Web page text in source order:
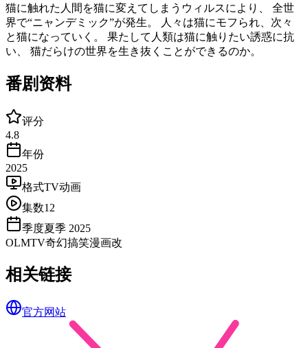
猫に触れた人間を猫に変えてしまうウィルスにより、 全世
界で“ニャンデミック”が発生。 人々は猫にモフられ、次々
と猫になっていく。 果たして人類は猫に触りたい誘惑に抗
い、 猫だらけの世界を生き抜くことができるのか。
番剧资料
评分
4.8
年份
2025
格式TV动画
集数12
季度夏季 2025
OLMTV奇幻搞笑漫画改
相关链接
官方网站